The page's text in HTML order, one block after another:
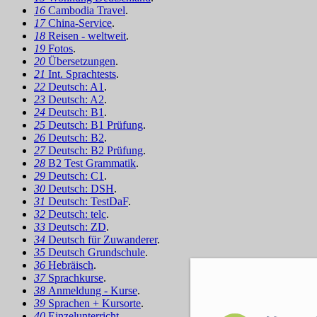
16 Cambodia Travel.
17China-Service.
18 Reisen - weltweit.
19 Fotos.
20 Übersetzungen.
21 Int. Sprachtests.
22 Deutsch: A1 .
23 Deutsch: A2.
24 Deutsch: B1 .
25 Deutsch: B1 Prüfung.
26 Deutsch: B2.
27Deutsch: B2 Prüfung.
28 B2 Test Grammatik.
29 Deutsch: C1 .
30 Deutsch: DSH.
31 Deutsch: TestDaF.
32 Deutsch: telc.
33 Deutsch: ZD.
34 Deutsch für Zuwanderer.
35 Deutsch Grundschule.
36 Hebräisch.
37 Sprachkurse.
38 Anmeldung - Kurse.
39 Sprachen + Kursorte.